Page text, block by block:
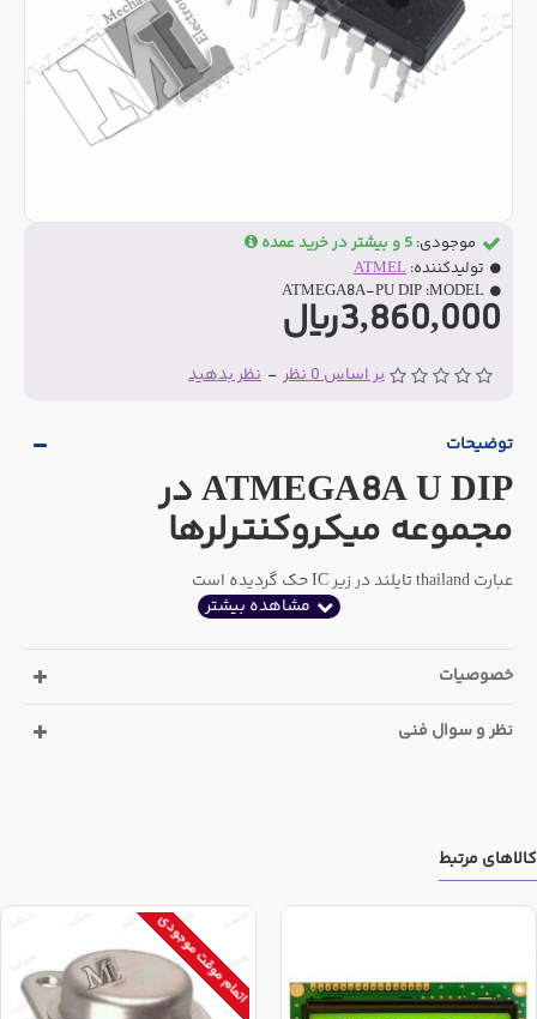
بر اساس 0 نظر - نظر بدهید
3,860,000ریال
موجودی: 5 و بیشتر در خرید عمده
تولیدکننده: ATMEL
MODEL:
ATMEGA8A-PU DIP
توضیحات
ATMEGA8A U DIP در
مجموعه میکروکنترلرها
عبارت thailand تایلند در زیر IC حک گردیده است
خصوصیات
نظر و سوال فنی
کالاهای مرتبط
اتمام موقت موجودی